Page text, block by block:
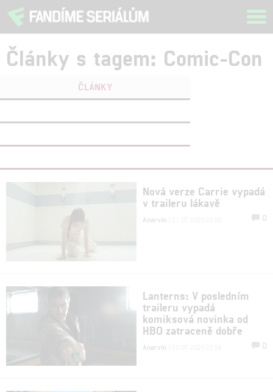
Články s tagem: Comic-Con
ČLÁNKY
Nová verze Carrie vypadá
v traileru lákavě
Anarvin 0
Lanterns: V posledním
traileru vypadá
komiksová novinka od
HBO zatraceně dobře
Anarvin 0